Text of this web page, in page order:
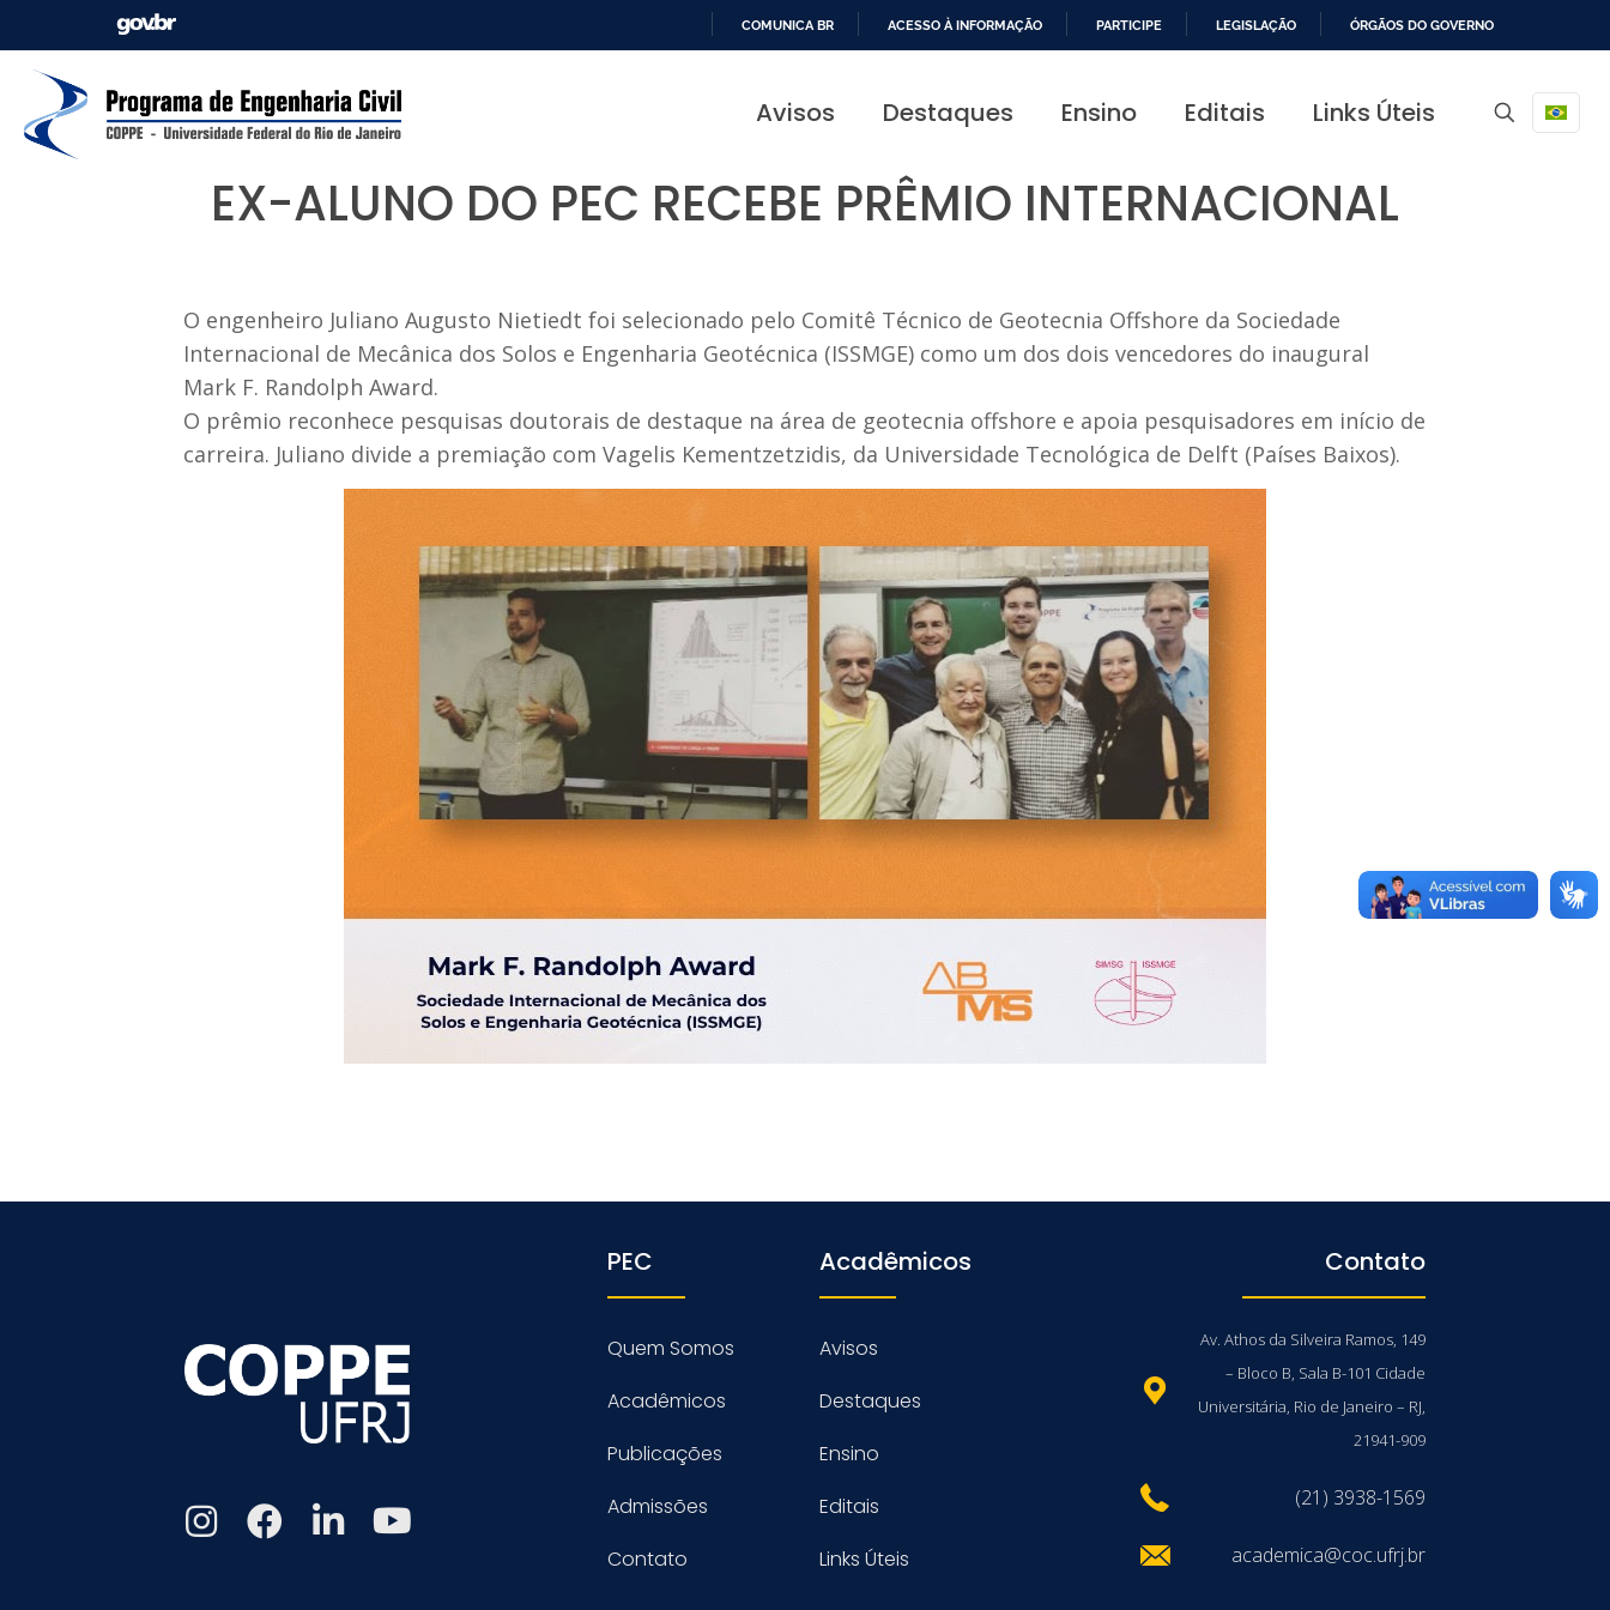
COMUNICA BR ACESSO À INFORMAÇÃO PARTICIPE LEGISLAÇÃO ÓRGÃOS DO GOVERNO
Avisos Destaques Ensino Editais Links Úteis
EX-ALUNO DO PEC RECEBE PRÊMIO INTERNACIONAL
O engenheiro Juliano Augusto Nietiedt foi selecionado pelo Comitê Técnico de Geotecnia Offshore da Sociedade
Internacional de Mecânica dos Solos e Engenharia Geotécnica (ISSMGE) como um dos dois vencedores do inaugural
Mark F. Randolph Award.
O prêmio reconhece pesquisas doutorais de destaque na área de geotecnia offshore e apoia pesquisadores em início de
carreira. Juliano divide a premiação com Vagelis Kementzetzidis, da Universidade Tecnológica de Delft (Países Baixos).
PEC
Quem Somos
Acadêmicos
Publicações
Admissões
Contato
Acadêmicos
Avisos
Destaques
Ensino
Editais
Links Úteis
Contato
Av. Athos da Silveira Ramos, 149
– Bloco B, Sala B-101 Cidade
Universitária, Rio de Janeiro – RJ,
21941-909
(21) 3938-1569
academica@coc.ufrj.br